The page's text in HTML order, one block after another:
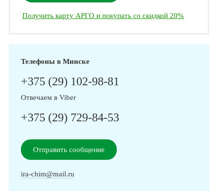
Получить карту АРГО и покупать со скидкой 20%
Телефоны в Минске
+375 (29) 102-98-81
Отвечаем в Viber
+375 (29) 729-84-53
Отправить сообщение
ira-chim@mail.ru